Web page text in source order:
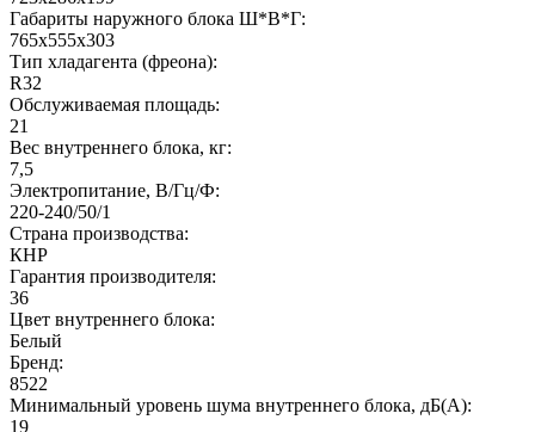
Габариты наружного блока Ш*В*Г:
765x555x303
Тип хладагента (фреона):
R32
Обслуживаемая площадь:
21
Вес внутреннего блока, кг:
7,5
Электропитание, В/Гц/Ф:
220-240/50/1
Страна производства:
КНР
Гарантия производителя:
36
Цвет внутреннего блока:
Белый
Бренд:
8522
Минимальный уровень шума внутреннего блока, дБ(А):
19